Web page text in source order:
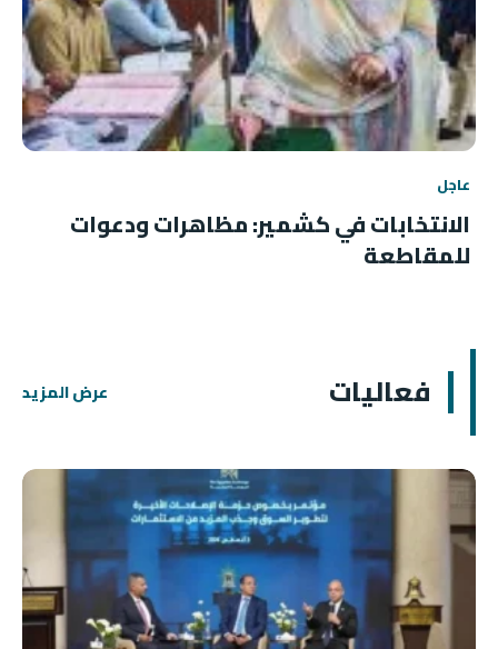
عاجل
الانتخابات في كشمير: مظاهرات ودعوات
للمقاطعة
فعاليات عرض المزيد